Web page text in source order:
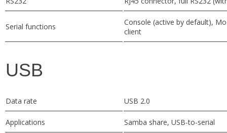
Serial functions
Console (active by default),
client
USB
Data rate USB 2.0
Applications Samba share, USB-to-serial